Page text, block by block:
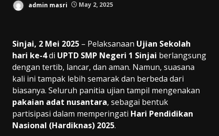
admin masri May 2, 2025
Sinjai, 2 Mei 2025 – Pelaksanaan Ujian Sekolah
hari ke-4di UPTD SMP Negeri 1 Sinjai berlangsung
dengan tertib, lancar, dan aman. Namun, suasana
kali ini tampak lebih semarak dan berbeda dari
biasanya. Seluruh panitia ujian tampil mengenakan
pakaian adat nusantara, sebagai bentuk
partisipasi dalam memperingati Hari Pendidikan
Nasional (Hardiknas) 2025.